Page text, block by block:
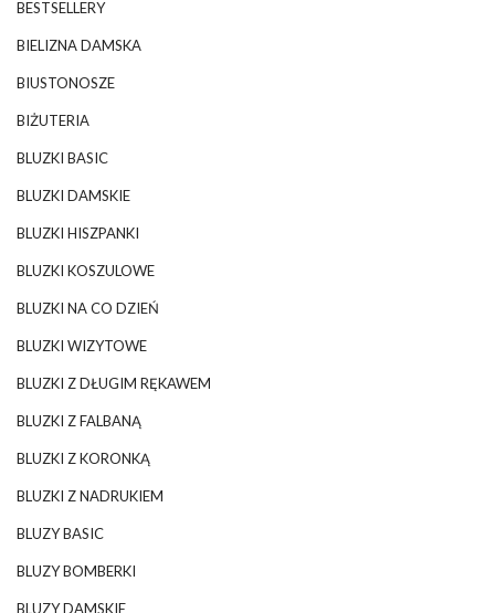
BESTSELLERY
BIELIZNA DAMSKA
BIUSTONOSZE
BIŻUTERIA
BLUZKI BASIC
BLUZKI DAMSKIE
BLUZKI HISZPANKI
BLUZKI KOSZULOWE
BLUZKI NA CO DZIEŃ
BLUZKI WIZYTOWE
BLUZKI Z DŁUGIM RĘKAWEM
BLUZKI Z FALBANĄ
BLUZKI Z KORONKĄ
BLUZKI Z NADRUKIEM
BLUZY BASIC
BLUZY BOMBERKI
BLUZY DAMSKIE